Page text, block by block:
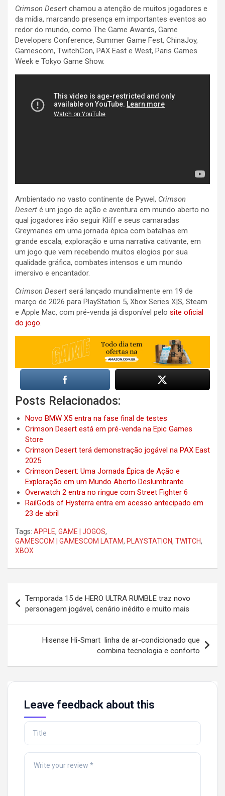
Crimson Desert chamou a atenção de muitos jogadores e
da mídia, marcando presença em importantes eventos ao
redor do mundo, como The Game Awards, Game
Developers Conference, Summer Game Fest, ChinaJoy,
Gamescom, TwitchCon, PAX East e West, Paris Games
Week e Tokyo Game Show.
Ambientado no vasto continente de Pywel, Crimson
Desert é um jogo de ação e aventura em mundo aberto no
qual jogadores irão seguir Kliff e seus camaradas
Greymanes em uma jornada épica com batalhas em
grande escala, exploração e uma narrativa cativante, em
um jogo que vem recebendo muitos elogios por sua
qualidade gráfica, combates intensos e um mundo
imersivo e encantador.
Crimson Desert será lançado mundialmente em 19 de
março de 2026 para PlayStation 5, Xbox Series X|S, Steam
e Apple Mac, com pré-venda já disponível pelo site oficial
do jogo.
Posts Relacionados:
Novo BMW X5 entra na fase final de testes
Crimson Desert está em pré-venda na Epic Games
Store
Crimson Desert terá demonstração jogável na PAX East
2025
Crimson Desert: Uma Jornada Épica de Ação e
Exploração em um Mundo Aberto Deslumbrante
Overwatch 2 entra no ringue com Street Fighter 6
RailGods of Hysterra entra em acesso antecipado em
23 de abril
Tags: APPLE, GAME | JOGOS,
GAMESCOM | GAMESCOM LATAM, PLAYSTATION, TWITCH,
XBOX
navigation
Temporada 15 de HERO ULTRA RUMBLE traz novo
personagem jogável, cenário inédito e muito mais
Hisense Hi-Smart linha de ar-condicionado que
combina tecnologia e conforto
Leave feedback about this